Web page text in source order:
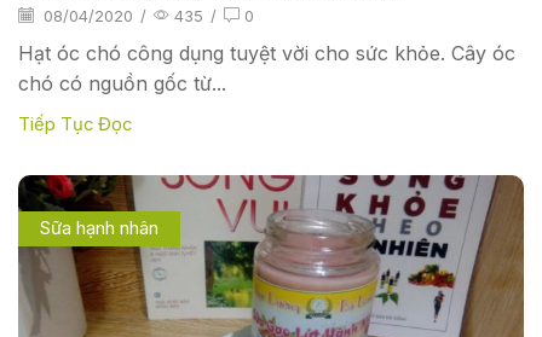
08/04/2020 / 435 / 0
Hạt óc chó công dụng tuyệt vời cho sức khỏe. Cây óc
chó có nguồn gốc từ...
Tiếp Tục Đọc
Sữa hạnh nhân